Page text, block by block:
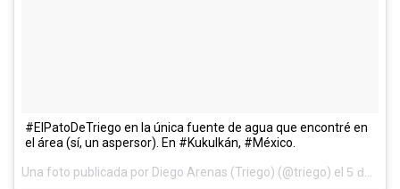
#ElPatoDeTriego en la única fuente de agua que encontré en
el área (sí, un aspersor). En #Kukulkán, #México.
Una foto publicada por Diego Arenas (Triego) (@triego) el 5 de Feb de 2016 a la(s) 5:05 PST